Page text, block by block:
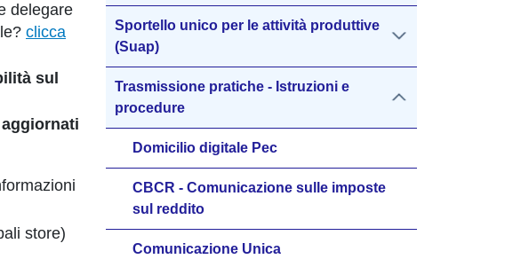
delegare
clicca
sul
aggiornati
store)
Sportello unico per le attività produttive
(Suap)
Trasmissione pratiche - Istruzioni e
procedure
Domicilio digitale Pec
CBCR - Comunicazione sulle imposte
sul reddito
Comunicazione Unica